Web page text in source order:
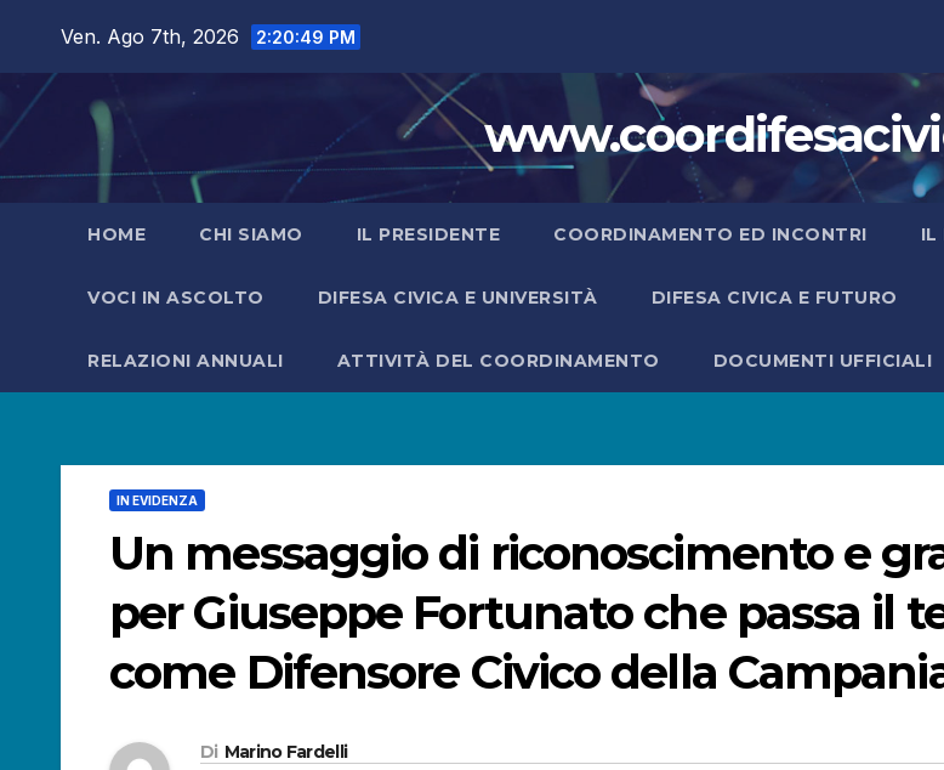
contenuto
Ven. Ago 7th, 2026 2:20:51 PM
HOME CHI SIAMO IL PRESIDENTE COORDINAMENTO ED INCONTRI IL
VOCI IN ASCOLTO DIFESA CIVICA E UNIVERSITÀ DIFESA CIVICA E FUTURO
RELAZIONI ANNUALI ATTIVITÀ DEL COORDINAMENTO DOCUMENTI UFFICIALI
IN EVIDENZA
Un messaggio di riconoscimento e
per Giuseppe Fortunato che passa il
come Difensore Civico della
Di Marino Fardelli